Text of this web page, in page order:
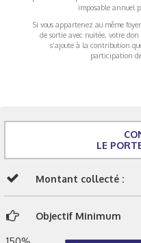
imposable annuel
Si vous appartenez au même
de sortie avec nuitée, votre
s’ajoute à la contribution
participation
LE
Montant collecté :
Objectif Minimum